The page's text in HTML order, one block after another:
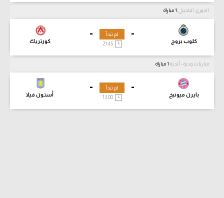
الدوري البلجيكي
-
كلوب بروج
-
كورتريك
لم تبدأ
21:45
مباريات ودية - أندية
-
بايرن ميونيخ
-
أستون فيلا
لم تبدأ
13:00